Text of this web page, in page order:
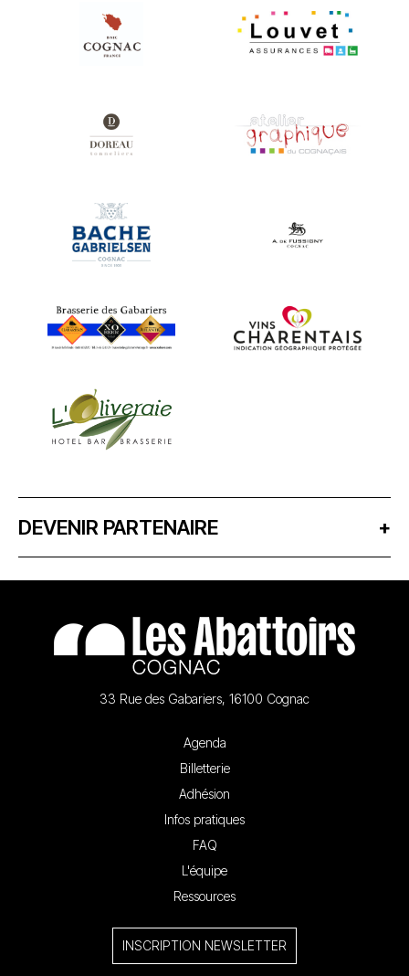
DEVENIR PARTENAIRE +
33 Rue des Gabariers, 16100 Cognac
Agenda
Billetterie
Adhésion
Infos pratiques
FAQ
L'équipe
Ressources
INSCRIPTION NEWSLETTER